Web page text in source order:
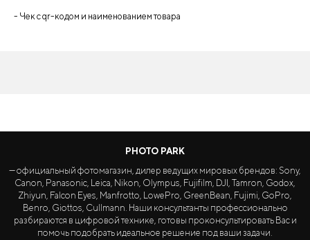
- Чек с qr-кодом и наименованием товара
PHOTO PARK
— официальный фотомагазин, дилер ведущих мировых брендов: Sony,
Canon, Panasonic, Leica, Nikon, Olympus, Fujifilm, DJI, Tamron, Godox,
Zhiyun, Falcon Eyes, Manfrotto, LowePro, GreenBean, Fujimi, GoPro,
Benro, Giottos, Cullmann. Наши консультанты профессионально
разбираются в цифровой технике, готовы проконсультировать Вас и
помочь подобрать идеальное решение под ваши задачи.